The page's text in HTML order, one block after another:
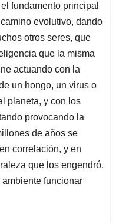
fundamento principal
evolutivo, dando
otros seres, que
que la misma
actuando con la
un hongo, un virus o
planeta, y con los
provocando la
de años se
correlación, y en
que los engendró,
funcionar